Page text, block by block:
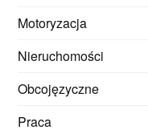
Motoryzacja
Nieruchomości
Obcojęzyczne
Praca